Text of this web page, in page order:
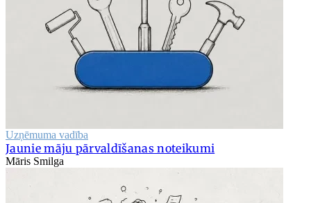
Uzņēmuma vadība
Jaunie māju pārvaldīšanas noteikumi
Māris Smilga